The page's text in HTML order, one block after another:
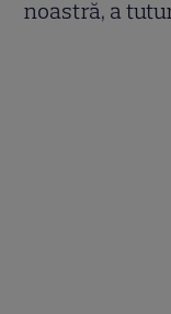
noastră, a